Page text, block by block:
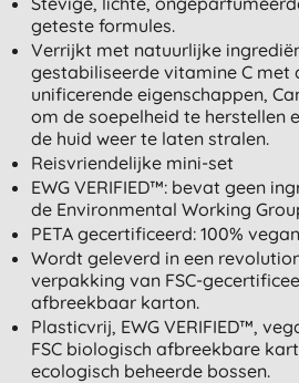
geteste formules.
Verrijkt met natuurlijke
gestabiliseerde vitamine C met
unificerende eigenschappen,
om de soepelheid te herstellen
de huid weer te laten stralen.
Reisvriendelijke mini-set
EWG VERIFIED™: bevat geen
de Environmental Working
PETA gecertificeerd: 100%
Wordt geleverd in een
verpakking van FSC-
afbreekbaar karton.
Plasticvrij, EWG VERIFIED™,
FSC biologisch afbreekbare
ecologisch beheerde bossen.